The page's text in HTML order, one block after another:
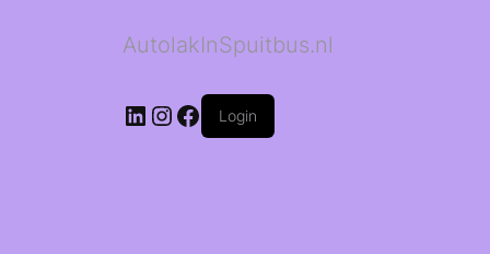
AutolakInSpuitbus.nl
LinkedIn
Instagram
Facebook
Login